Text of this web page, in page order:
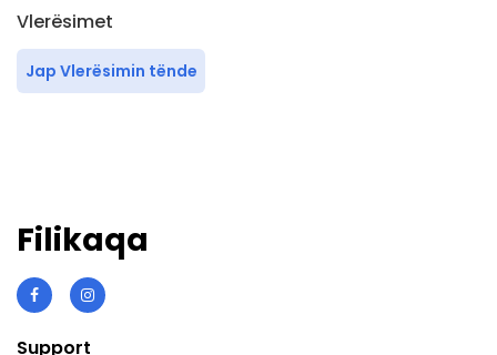
Vlerësimet
Jap Vlerësimin tënde
Filikaqa
Support